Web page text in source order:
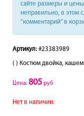
сайте размеры и
неправильно, в этом
“комментарий” в
Артикул: #23383989
( ) Костюм двойка,
Цена: 805 руб
Нет в наличии.